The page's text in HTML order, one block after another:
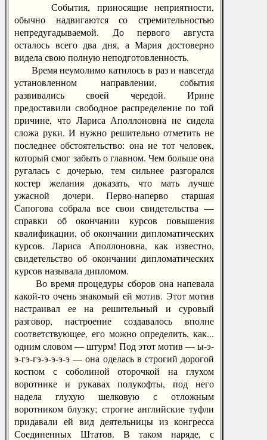
События, приносящие неприятности,
обычно надвигаются со стремительностью
непредугадываемой. До первого августа
осталось всего два дня, а Мария достоверно
видела свою полную неподготовленность.
Время неумолимо катилось в раз и навсегда
установленном направлении, события
развивались своей чередой. Ирине
предоставили свободное распределение по той
причине, что Лариса Аполлоновна не сидела
сложа руки. И нужно решительно отметить не
последнее обстоятельство: она не тот человек,
который смог забыть о главном. Чем больше она
ругалась с дочерью, тем сильнее разгорался
костер желания доказать, что мать лучше
ужасной дочери. Перво-наперво старшая
Сапогова собрала все свои свидетельства —
справки об окончании курсов повышения
квалификации, об окончании дипломатических
курсов. Лариса Аполлоновна, как известно,
свидетельство об окончании дипломатических
курсов называла дипломом.
Во время процедуры сборов она напевала
какой-то очень знакомый ей мотив. Этот мотив
настраивал ее на решительный и суровый
разговор, настроение создавалось вполне
соответствующее, его можно определить, как...
одним словом — штурм! Под этот мотив — ы-э-
э-гэ-гэ-э-э-э-э — она оделась в строгий дорогой
костюм с соболиной оторочкой на глухом
воротнике и рукавах полукофты, под него
надела глухую шелковую с отложным
воротником блузку; строгие английские туфли
придавали ей вид деятельницы из конгресса
Соединенных Штатов. В таком наряде, с